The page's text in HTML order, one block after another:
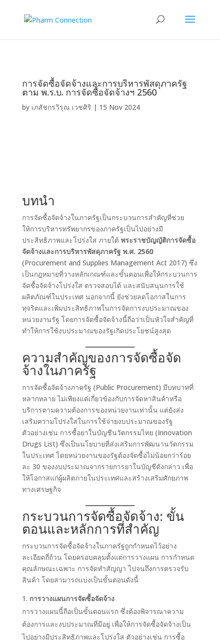
การจัดซื้อจัดจ้างและการบริหารพัสดุภาครัฐ
ตาม พ.ร.บ. การจัดซื้อจัดจ้างฯ 2560
by เภสัชกรวิรุณ เวชศิริ | 15 Nov 2024
บทนำ
การจัดซื้อจัดจ้างในภาครัฐเป็นกระบวนการสำคัญที่ช่วย
ให้การบริหารทรัพยากรของภาครัฐเป็นไปอย่างมี
ประสิทธิภาพและโปร่งใส ภายใต้ พระราชบัญญัติการจัดซื้อ
จัดจ้างและการบริหารพัสดุภาครัฐ พ.ศ. 2560
(Procurement and Supplies Management Act 2017) ซึ่ง
เป็นกฎหมายที่วางหลักเกณฑ์และขั้นตอนเพื่อให้กระบวนการ
จัดซื้อจัดจ้างโปร่งใส ตรวจสอบได้ และสนับสนุนการใช้
ผลิตภัณฑ์ในประเทศ นอกจากนี้ ยังช่วยลดโอกาสในการ
ทุจริตและเพิ่มประสิทธิภาพในการจัดการงบประมาณของ
หน่วยงานรัฐ โดยการจัดซื้อจัดจ้างนี้ถือว่าเป็นหัวใจสำคัญที่
ทำให้การใช้งบประมาณของรัฐเกิดประโยชน์สูงสุด
ความสำคัญของการจัดซื้อจัด
จ้างในภาครัฐ
การจัดซื้อจัดจ้างภาครัฐ (Public Procurement) มีบทบาทที่
หลากหลาย ไม่เพียงแต่เกี่ยวข้องกับการจัดหาสินค้าหรือ
บริการตามความต้องการของหน่วยงานเท่านั้น แต่ยังส่ง
เสริมความโปร่งใสในการใช้จ่ายงบประมาณของรัฐ
ตัวอย่างเช่น การซื้อยาในบัญชีนวัตกรรมไทย (Innovation
Drugs List) ซึ่งเป็นนโยบายที่ส่งเสริมการพัฒนานวัตกรรม
ในประเทศ โดยหน่วยงานของรัฐต้องจัดซื้อไม่น้อยกว่าร้อย
ละ 30 ของงบประมาณจากรายการยาในบัญชีดังกล่าว เพื่อ
ให้โอกาสแก่ผู้ผลิตภายในประเทศและสร้างเสริมศักยภาพ
ทางเศรษฐกิจ
กระบวนการจัดซื้อจัดจ้าง: ขั้น
ตอนและหลักการที่สำคัญ
กระบวนการจัดซื้อจัดจ้างในภาครัฐถูกกำหนดไว้อย่าง
ละเอียดถี่ถ้วน โดยครอบคลุมตั้งแต่การวางแผน การกำหนด
คุณลักษณะเฉพาะ การจัดทำสัญญา ไปจนถึงการตรวจรับ
สินค้า โดยสามารถแบ่งเป็นขั้นตอนดังนี้
การวางแผนการจัดซื้อจัดจ้าง
การวางแผนนี้ถือเป็นขั้นตอนแรก ซึ่งต้องพิจารณาความ
ต้องการและงบประมาณที่มีอยู่ เพื่อให้การจัดซื้อจัดจ้างเป็น
ไปอย่างมีประสิทธิภาพและโปร่งใส ตัวอย่างเช่น การซื้อ